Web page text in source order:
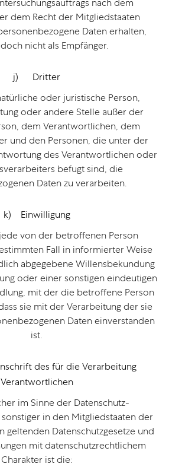
nach dem
dem Recht der Mitgliedstaaten
Daten erhalten,
nicht als Empfänger.
j) Dritter
oder juristische Person,
oder andere Stelle außer der
dem Verantwortlichen, dem
und den Personen, die unter der
des Verantwortlichen oder
befugt sind, die
Daten zu verarbeiten.
k) Einwilligung
von der betroffenen Person
Fall in informierter Weise
abgegebene Willensbekundung
oder einer sonstigen eindeutigen
mit der die betroffene Person
sie mit der Verarbeitung der sie
Daten einverstanden
ist.
des für die Verarbeitung
Verantwortlichen
im Sinne der Datenschutz-
in den Mitgliedstaaten der
geltenden Datenschutzgesetze und
mit datenschutzrechtlichem
Charakter ist die: